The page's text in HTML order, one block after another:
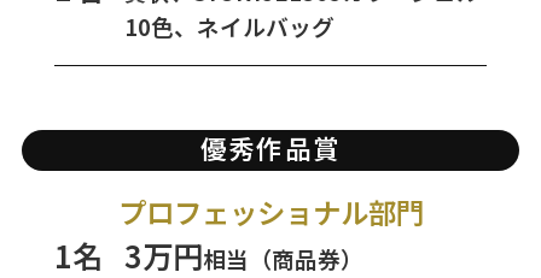
10色、ネイルバッグ
優秀作品賞
プロフェッショナル部門
1名 3万円相当（商品券）